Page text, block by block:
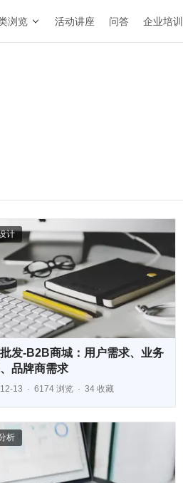
浏览 活动讲座 问答 企业培训
计
发-B2B商城：用户需求、业务
品牌商需求
13 6174 浏览 34 收藏
析